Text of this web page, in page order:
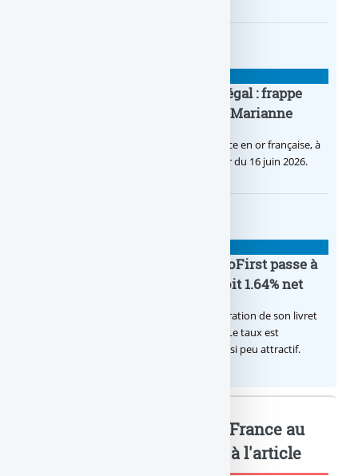
Pièce en OR française à cours légal : frappe
inaugurale du nouveau Bullion, Marianne
C’est une petite révolution, la nouvelle pièce en or française, à
cours légal, sera commercialisée à compter du 16 juin 2026.
Le taux du livret épargne BoursoFirst passe à
2.40% brut jusqu’à la fin 2026, soit 1.64% net
Boursobank augmente le taux de rémunération de son livret
épargne réservé à ses clients BoursoFirst. Le taux est
désormais est de 2.40% brut. Toujours aussi peu attractif.
HSBC cède sa filiale HSBC France au
fonds... : Mots-clés relatifs à l'article